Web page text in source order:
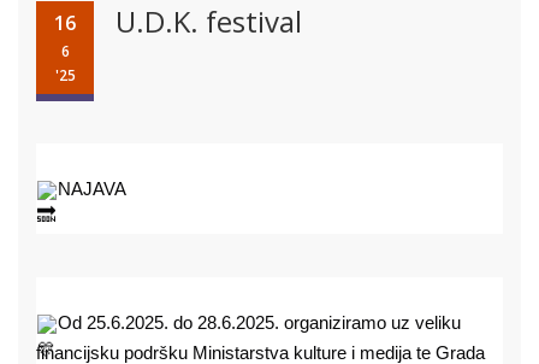
16
6
'25
U.D.K. festival
NAJAVA
Od 25.6.2025. do 28.6.2025. organiziramo uz veliku
financijsku podršku Ministarstva kulture i medija te Grada